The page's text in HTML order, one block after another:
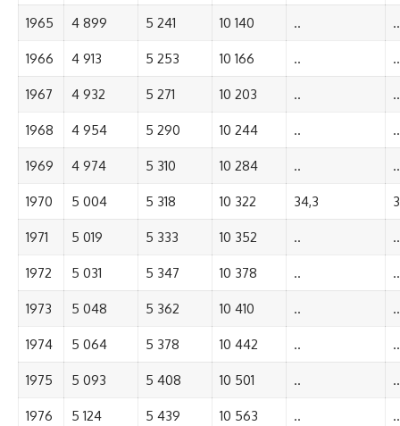
1965 4 899 5 241 10 140 .. ..
1966 4 913 5 253 10 166 .. ..
1967 4 932 5 271 10 203 .. ..
1968 4 954 5 290 10 244 .. ..
1969 4 974 5 310 10 284 .. ..
1970 5 004 5 318 10 322 34,3
1971 5 019 5 333 10 352 .. ..
1972 5 031 5 347 10 378 .. ..
1973 5 048 5 362 10 410 .. ..
1974 5 064 5 378 10 442 .. ..
1975 5 093 5 408 10 501 .. ..
1976 5 124 5 439 10 563 .. ..